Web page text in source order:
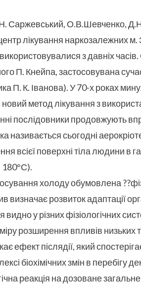
Саржевський, О.В.Шевченко,
лікування наркозалежних
з давніх
П. Кнейпа, застосовувана
П. К. Іванова). У 70-х роках
метод лікування з
послідовники продовжують
називається сьогодні
всієї поверхні тіла людини в
холоду обумовлена
розвиток адаптації
у різних фізіологічних
розширення впливів низьких
ефект післядії, який
біохімічних змін в перебігу
реакція на дозоване